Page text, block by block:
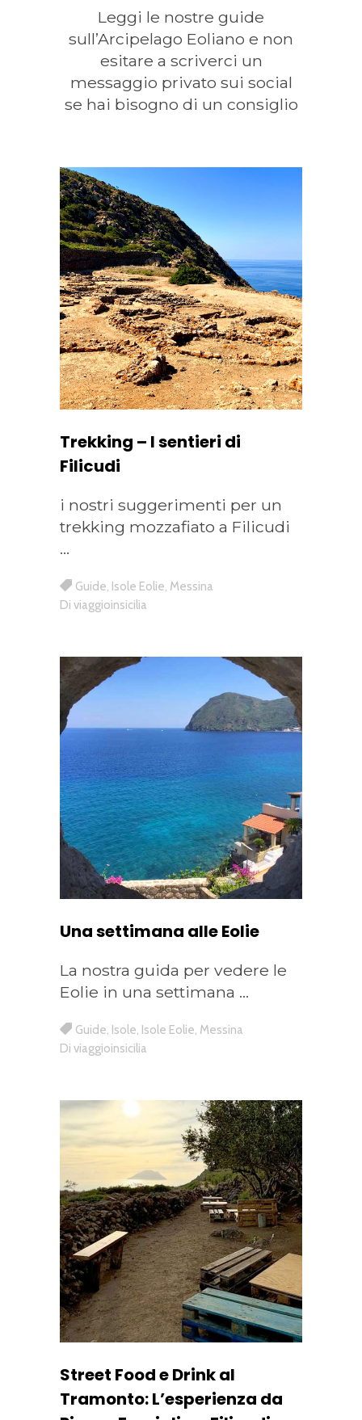
Leggi le nostre guide
sull’Arcipelago Eoliano e non
esitare a scriverci un
messaggio privato sui social
se hai bisogno di un consiglio
Trekking – I sentieri di
Filicudi
i nostri suggerimenti per un
trekking mozzafiato a Filicudi
Guide, Isole Eolie, Messina
Di viaggioinsicilia
Una settimana alle Eolie
La nostra guida per vedere le
Eolie in una settimana
Guide, Isole, Isole Eolie, Messina
Di viaggioinsicilia
Street Food e Drink al
Tramonto: L’esperienza da